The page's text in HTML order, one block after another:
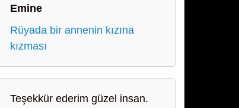
Emine
Rüyada bir annenin kızına
kızması
Teşekkür ederim güzel insan.